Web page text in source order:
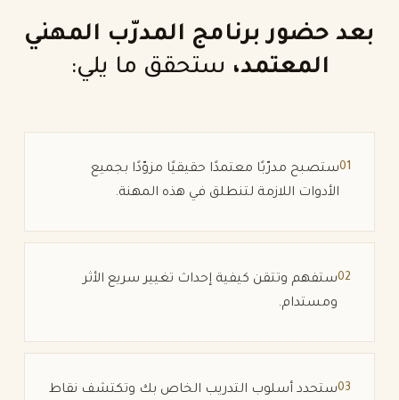
بعد حضور برنامج المدرّب المهني
المعتمد، ستحقق ما يلي:
01ستصبح مدرّبًا معتمدًا حقيقيًا مزوّدًا بجميع
الأدوات اللازمة لتنطلق في هذه المهنة.
02ستفهم وتتقن كيفية إحداث تغيير سريع الأثر
ومستدام.
03ستحدد أسلوب التدريب الخاص بك وتكتشف نقاط